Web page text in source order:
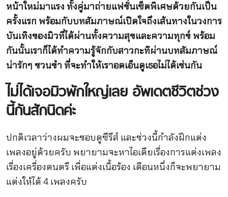
หน้าใหม่มาแรง ทั้งคู่มาถ่ายแฟชั่นเซ็ตพิเศษด้วยกันเป็น
ครั้งแรก พร้อมกับบทสัมภาษณ์เปิดใจถึงเส้นทางในวงการ
บันเทิงของมิวที่ได้ผ่านทั้งความสุขและความทุกข์ พร้อม
กันนั้นเราก็ได้ทำความรู้จักกับสาวกะทิผ่านบทสัมภาษณ์
น่ารักๆ ชวนขำ ที่จะทำให้เราอดเอ็นดูเธอไม่ได้เช่นกัน
ไม่ได้เจอมิวพักใหญ่เลย อัพเดตชีวิตช่วง
นี้กันสักนิดค่ะ
ปกติเวลาว่างผมจะชอบดูซีรีส์ และช่วงนี้กำลังฝึกแต่ง
เพลงอยู่ด้วยครับ พยายามจะหาไอเดียเรื่องการแต่งเพลง
เรื่องเครื่องดนตรี เพื่อแต่งเนื้อร้อง เดือนหนึ่งก็จะพยายาม
แต่งให้ได้ 4 เพลงครับ